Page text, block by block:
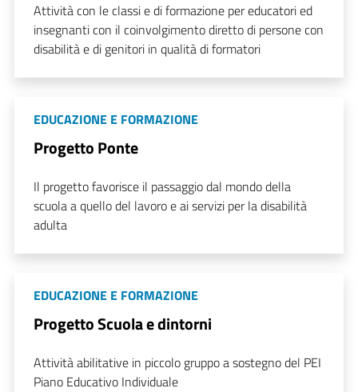
Attività con le classi e di formazione per educatori ed
insegnanti con il coinvolgimento diretto di persone con
disabilità e di genitori in qualità di formatori
EDUCAZIONE E FORMAZIONE
Progetto Ponte
Il progetto favorisce il passaggio dal mondo della
scuola a quello del lavoro e ai servizi per la disabilità
adulta
EDUCAZIONE E FORMAZIONE
Progetto Scuola e dintorni
Attività abilitative in piccolo gruppo a sostegno del PEI
Piano Educativo Individuale